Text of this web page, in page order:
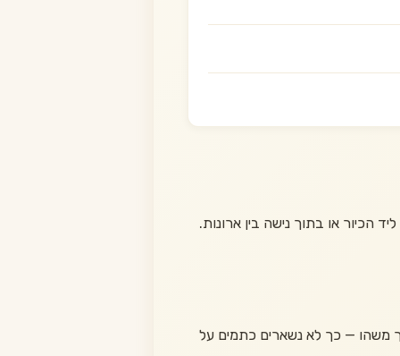
או בתוך נישה בין ארונות.
משהו — כך לא נשארים כתמים על